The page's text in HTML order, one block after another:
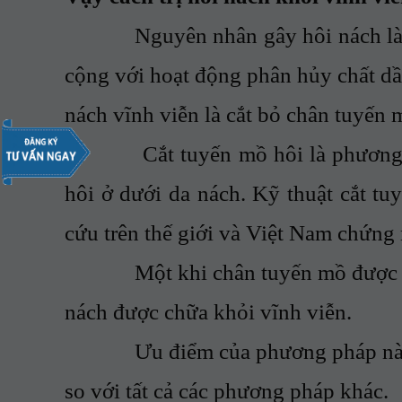
Nguyên nhân gây hôi nách là
cộng với hoạt động phân hủy chất
nách vĩnh viễn là cắt bỏ chân tuyến
Cắt tuyến mồ hôi là phương
hôi ở dưới da nách. Kỹ thuật cắt
cứu trên thế giới và Việt Nam chứng
Một khi chân tuyến mồ được
nách được chữa khỏi vĩnh viễn.
Ưu điểm của phương pháp này
so với tất cả các phương pháp khác.